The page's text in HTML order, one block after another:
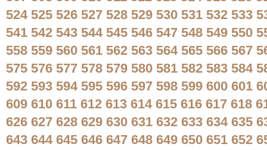
524 525 526 527 528 529 530 531 532 533
541 542 543 544 545 546 547 548 549 550
558 559 560 561 562 563 564 565 566 567
575 576 577 578 579 580 581 582 583 584
592 593 594 595 596 597 598 599 600 601
609 610 611 612 613 614 615 616 617 618
626 627 628 629 630 631 632 633 634 635
643 644 645 646 647 648 649 650 651 652